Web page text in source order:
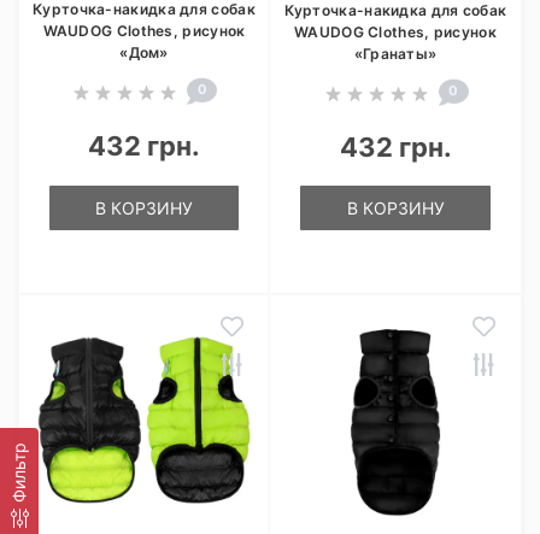
Фильтр
Курточка-накидка для собак
WAUDOG Clothes, рисунок
«Дом»
0
432 грн.
В КОРЗИНУ
Курточка-накидка для собак
WAUDOG Clothes, рисунок
«Гранаты»
0
432 грн.
В КОРЗИНУ